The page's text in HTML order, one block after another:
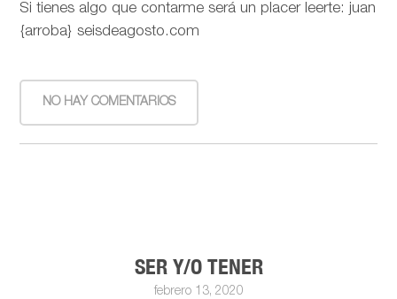
Si tienes algo que contarme será un placer leerte: juan
{arroba} seisdeagosto.com
NO HAY COMENTARIOS
SER Y/O TENER
febrero 13, 2020